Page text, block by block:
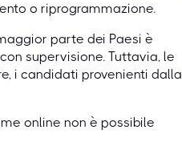
o riprogrammazione.
parte dei Paesi è
supervisione. Tuttavia, le
i candidati provenienti dalla
online non è possibile